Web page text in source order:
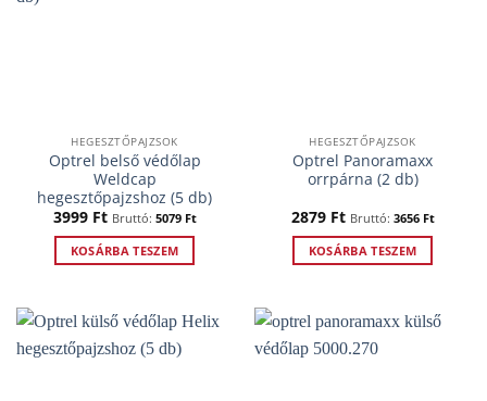
HEGESZTŐPAJZSOK
Optrel belső védőlap
Weldcap
hegesztőpajzshoz (5 db)
3999 Ft Bruttó: 5079 Ft
KOSÁRBA TESZEM
HEGESZTŐPAJZSOK
Optrel Panoramaxx
orrpárna (2 db)
2879 Ft Bruttó: 3656 Ft
KOSÁRBA TESZEM